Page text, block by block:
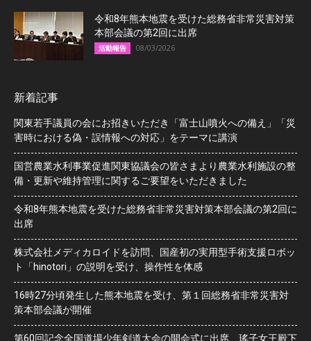
令和8年熊本地震を受けた総務省非常災害対策
本部会議の第2回に出席
活動報告 08/03/2026
新着記事
関東若手議員の会にお招きいただき「富士山噴火への備え」「災
害時における偽・誤情報への対応」をテーマに講演
国営農業水利事業促進関東協議会の皆さまより農業水利施設の整
備・更新や維持管理に関するご要望をいただきました
令和8年熊本地震を受けた総務省非常災害対策本部会議の第2回に
出席
株式会社メディカロイドを訪問、国産初の実用型手術支援ロボッ
ト「hinotori」の説明を受け、操作性を体感
16時27分頃発生した熊本地震を受け、第１回総務省非常災害対
策本部会議が開催
第60回記念全国道場少年剣道大会の開会式に出席、瑤子女王殿下